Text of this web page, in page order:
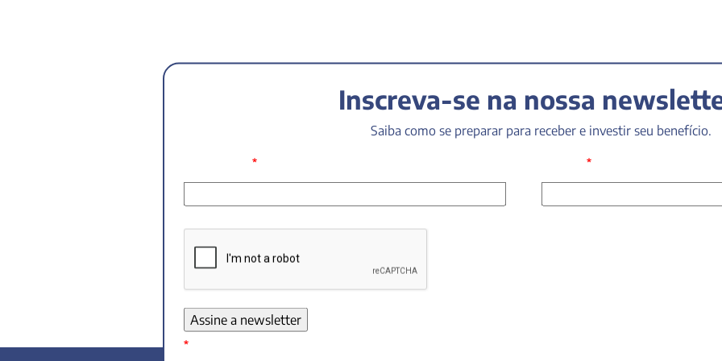
Inscreva-se na nossa
Saiba como se preparar para receber e investir seu benefício.
* *
*Campo obrigatório!